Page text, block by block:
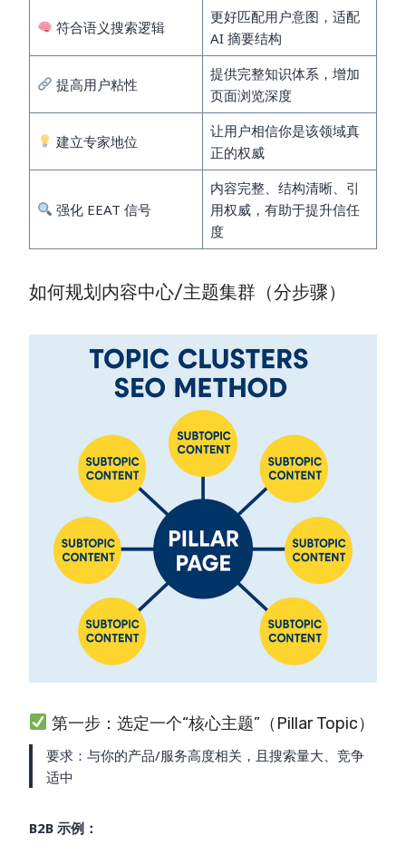
符合语义搜索逻辑
更好匹配用户意图，适配
AI 摘要结构
提高用户粘性
提供完整知识体系，增加
页面浏览深度
建立专家地位
让用户相信你是该领域真
正的权威
强化 EEAT 信号
内容完整、结构清晰、引
用权威，有助于提升信任
度
如何规划内容中心/主题集群（分步骤）
第一步：选定一个“核心主题”（Pillar Topic）
要求：与你的产品/服务高度相关，且搜索量大、竞争
适中
B2B 示例：